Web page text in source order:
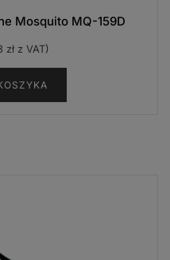
Mosquito MQ-159D
zł z VAT)